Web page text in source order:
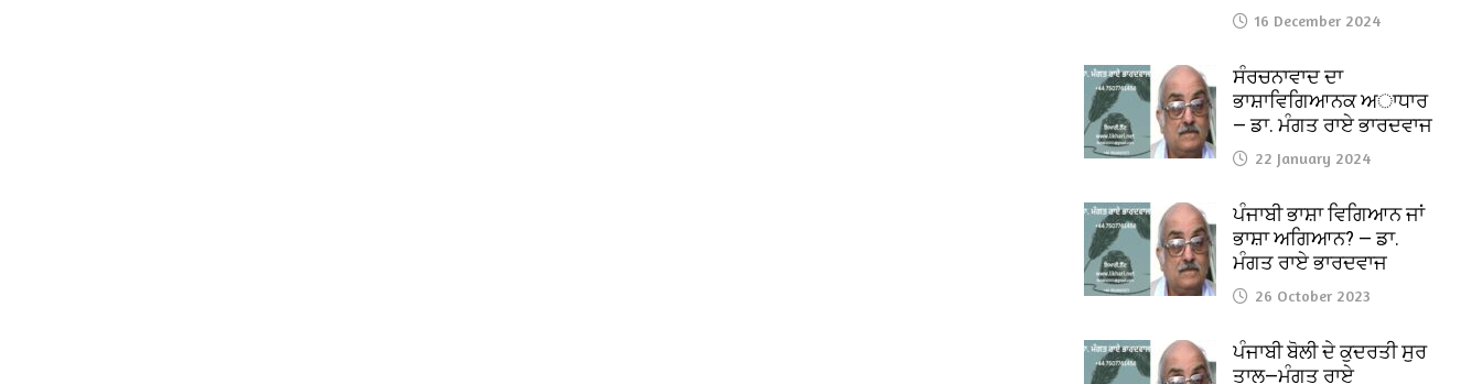
16 December 2024
ਸੰਰਚਨਾਵਾਦ ਦਾ
ਭਾਸ਼ਾਵਿਗਿਆਨਕ ਅਾਧਾਰ
— ਡਾ. ਮੰਗਤ ਰਾਏ ਭਾਰਦਵਾਜ
22 January 2024
ਪੰਜਾਬੀ ਭਾਸ਼ਾ ਵਿਗਿਆਨ ਜਾਂ
ਭਾਸ਼ਾ ਅਗਿਆਨ? — ਡਾ.
ਮੰਗਤ ਰਾਏ ਭਾਰਦਵਾਜ
26 October 2023
ਪੰਜਾਬੀ ਬੋਲੀ ਦੇ ਕੁਦਰਤੀ ਸੁਰ
ਤਾਲ—ਮੰਗਤ ਰਾਏ